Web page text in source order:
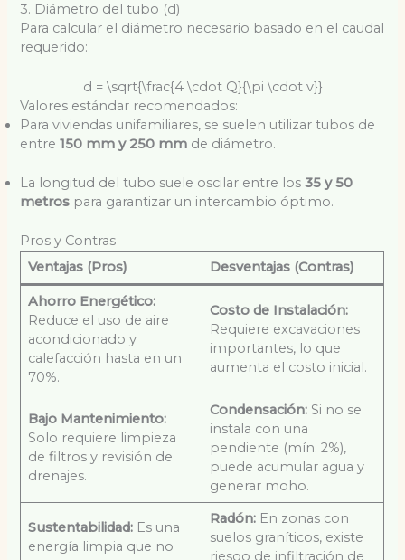
3. Diámetro del tubo (d)
Para calcular el diámetro necesario basado en el caudal
requerido:
d = \sqrt{\frac{4 \cdot Q}{\pi \cdot v}}
Valores estándar recomendados:
Para viviendas unifamiliares, se suelen utilizar tubos de
entre150 mm y 250 mm de diámetro.
La longitud del tubo suele oscilar entre los35 y 50
metros para garantizar un intercambio óptimo.
Pros y Contras
Ventajas (Pros)
Desventajas (Contras)
Ahorro Energético:
Reduce el uso de aire
acondicionado y
calefacción hasta en un
70%.
Costo de Instalación:
Requiere excavaciones
importantes, lo que
aumenta el costo inicial.
Bajo Mantenimiento:
Solo requiere limpieza
de filtros y revisión de
drenajes.
Condensación:Si no se
instala con una
pendiente (mín. 2%),
puede acumular agua y
generar moho.
Sustentabilidad:Es una
energía limpia que no
Radón:En zonas con
suelos graníticos, existe
riesgo de infiltración de